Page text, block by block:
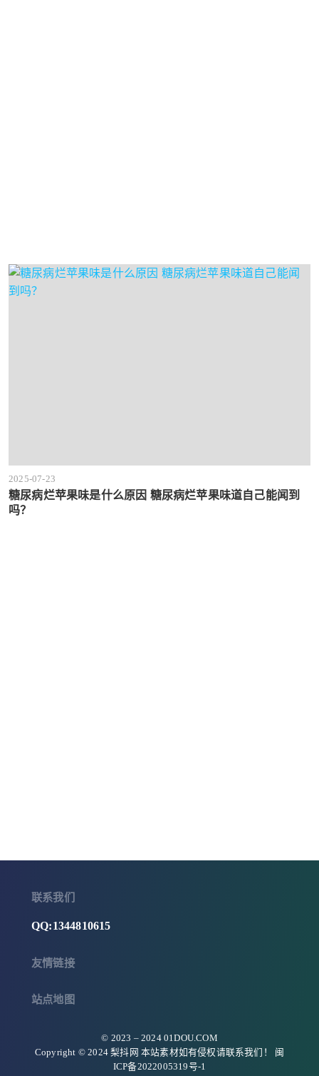
2025-07-23
糖尿病烂苹果味是什么原因 糖尿病烂苹果味道自己能闻到
吗？
友情链接
站点地图
联系我们
QQ:1344810615
© 2023 – 2024 01DOU.COM
Copyright © 2024 梨抖网 本站素材如有侵权请联系我们！ 闽
ICP备2022005319号-1